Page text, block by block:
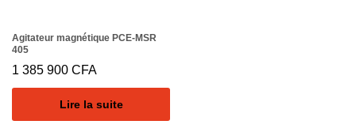
Agitateur magnétique PCE-MSR
405
1 385 900 CFA
Lire la suite